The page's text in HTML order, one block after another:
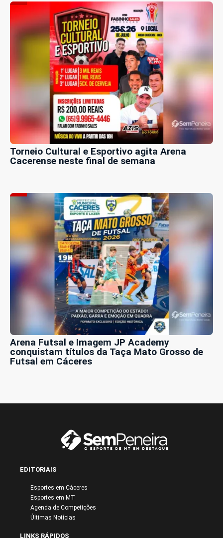
Torneio Cultural e Esportivo agita Arena
Cacerense neste final de semana
Arena Futsal e Imagem JP Academy
conquistam títulos da Taça Mato Grosso de
Futsal em Cáceres
EDITORIAIS
Esportes em Cáceres
Esportes em MT
Agenda de Competições
Últimas Notícias
LINKS RÁPIDOS